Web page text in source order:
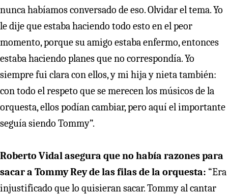
nunca habíamos conversado de eso. Olvidar el tema. Yo
le dije que estaba haciendo todo esto en el peor
momento, porque su amigo estaba enfermo, entonces
estaba haciendo planes que no correspondía. Yo
siempre fui clara con ellos, y mi hija y nieta también:
con todo el respeto que se merecen los músicos de la
orquesta, ellos podían cambiar, pero aquí el importante
seguía siendo Tommy”.
Roberto Vidal asegura que no había razones para
sacar a Tommy Rey de las filas de la orquesta: “Era
injustificado que lo quisieran sacar. Tommy al cantar